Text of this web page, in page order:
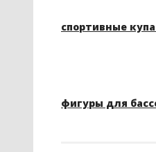
спортивные
фигуры для